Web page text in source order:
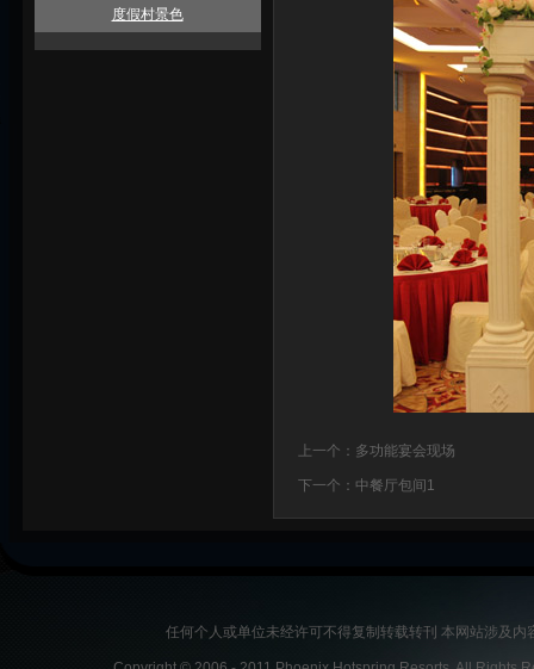
度假村景色
上一个： 多功能宴会现场
下一个： 中餐厅包间1
任何个人或单位未经许可不得复制转载转刊 本网站涉及